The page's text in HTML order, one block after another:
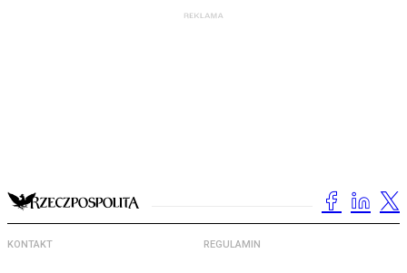
KONTAKT REGULAMIN